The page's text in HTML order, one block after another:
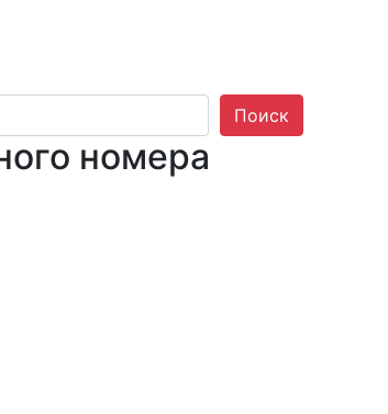
Поиск
номера